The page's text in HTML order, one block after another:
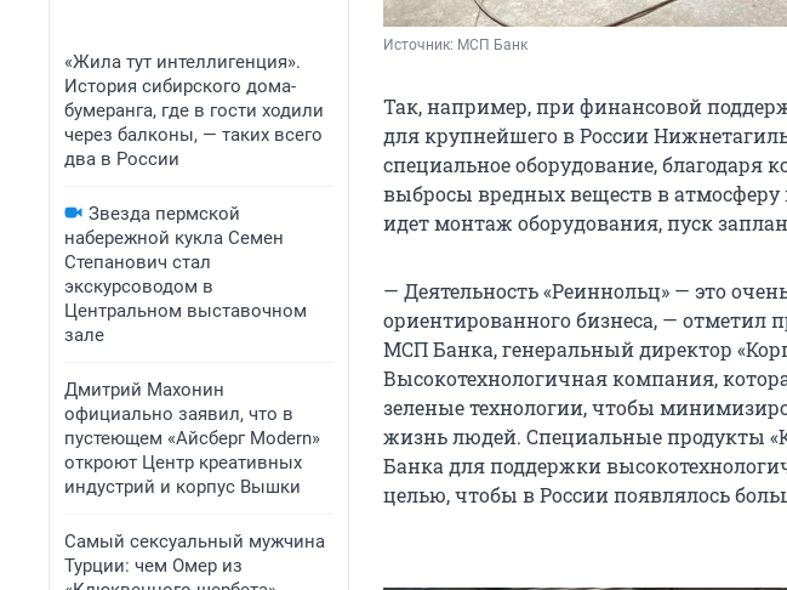
«Жила тут интеллигенция».
История сибирского дома-
бумеранга, где в гости ходили
через балконы, — таких всего
два в России
Звезда пермской
набережной кукла Семен
Степанович стал
экскурсоводом в
Центральном выставочном
зале
Дмитрий Махонин
официально заявил, что в
пустеющем «Айсберг Modern»
откроют Центр креативных
индустрий и корпус Вышки
Самый сексуальный мужчина
Турции: чем Омер из
Источник: МСП Банк
Так, например, при финансовой
для крупнейшего в России
специальное оборудование, благодаря
выбросы вредных веществ в атмосферу
идет монтаж оборудования, пуск
— Деятельность «Реиннольц» — это
ориентированного бизнеса, — отметил
МСП Банка, генеральный директор
Высокотехнологичная компания,
зеленые технологии, чтобы
жизнь людей. Специальные продукты
Банка для поддержки
целью, чтобы в России появлялось